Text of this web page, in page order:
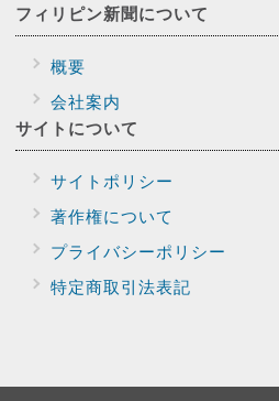
フィリピン新聞について
概要
会社案内
サイトについて
サイトポリシー
著作権について
プライバシーポリシー
特定商取引法表記